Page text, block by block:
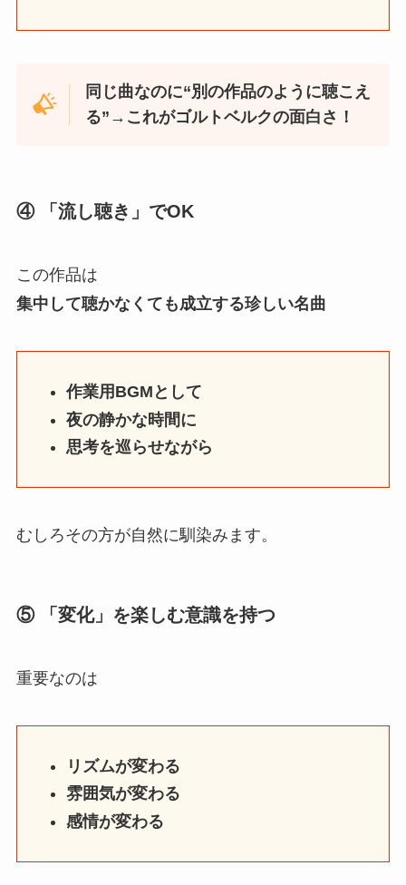
同じ曲なのに“別の作品のように聴こえ
る”→これがゴルトベルクの面白さ！
④ 「流し聴き」でOK
この作品は
集中して聴かなくても成立する珍しい名曲
作業用BGMとして
夜の静かな時間に
思考を巡らせながら
むしろその方が自然に馴染みます。
⑤ 「変化」を楽しむ意識を持つ
重要なのは
リズムが変わる
雰囲気が変わる
感情が変わる